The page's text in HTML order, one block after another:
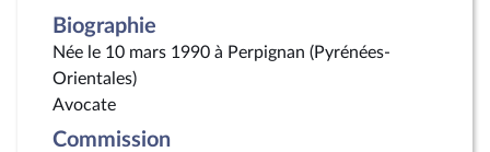
Biographie
Née le 10 mars 1990 à Perpignan (Pyrénées-
Orientales)
Avocate
Commission